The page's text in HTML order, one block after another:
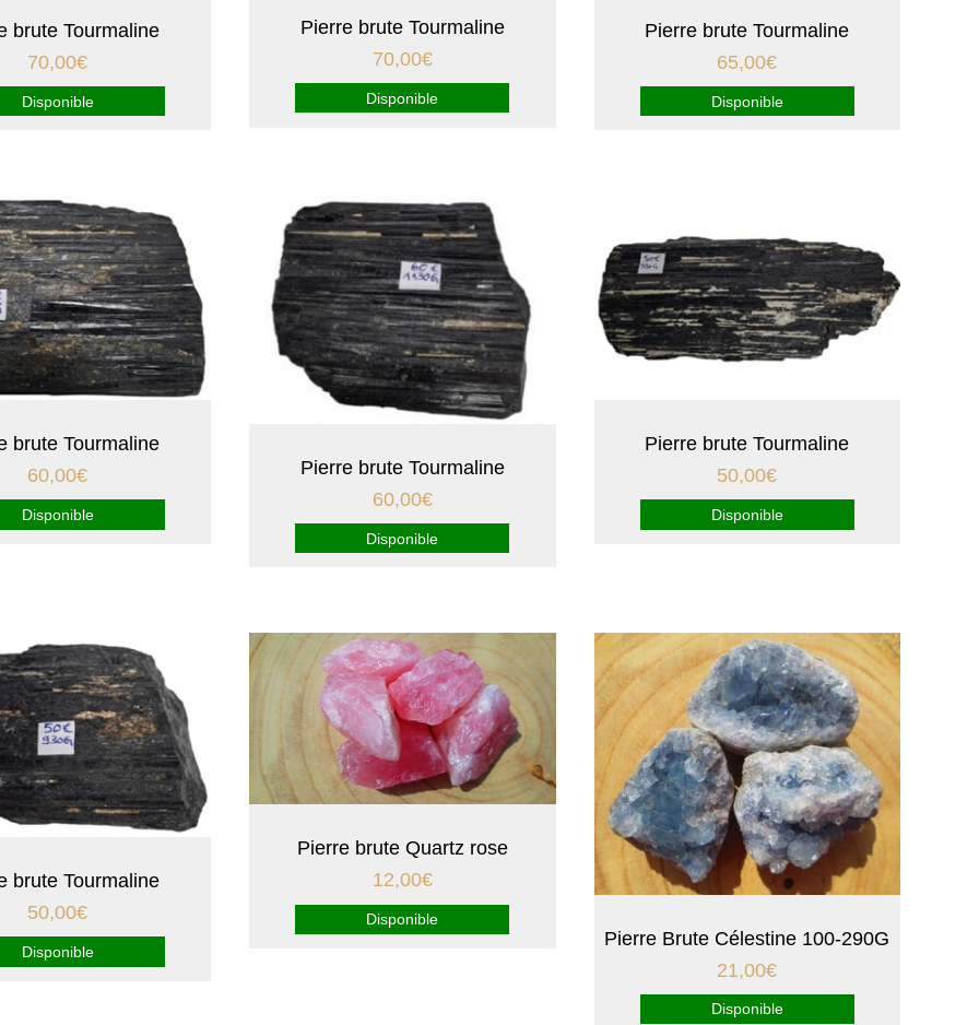
brute Tourmaline
70,00€
Disponible
Pierre brute Tourmaline
70,00€
Disponible
Pierre brute Tourmaline
65,00€
Disponible
brute Tourmaline
60,00€
Disponible
Pierre brute Tourmaline
60,00€
Disponible
Pierre brute Tourmaline
50,00€
Disponible
brute Tourmaline
50,00€
Disponible
Pierre brute Quartz rose
12,00€
Disponible
Pierre Brute Célestine 100-290G
21,00€
Disponible